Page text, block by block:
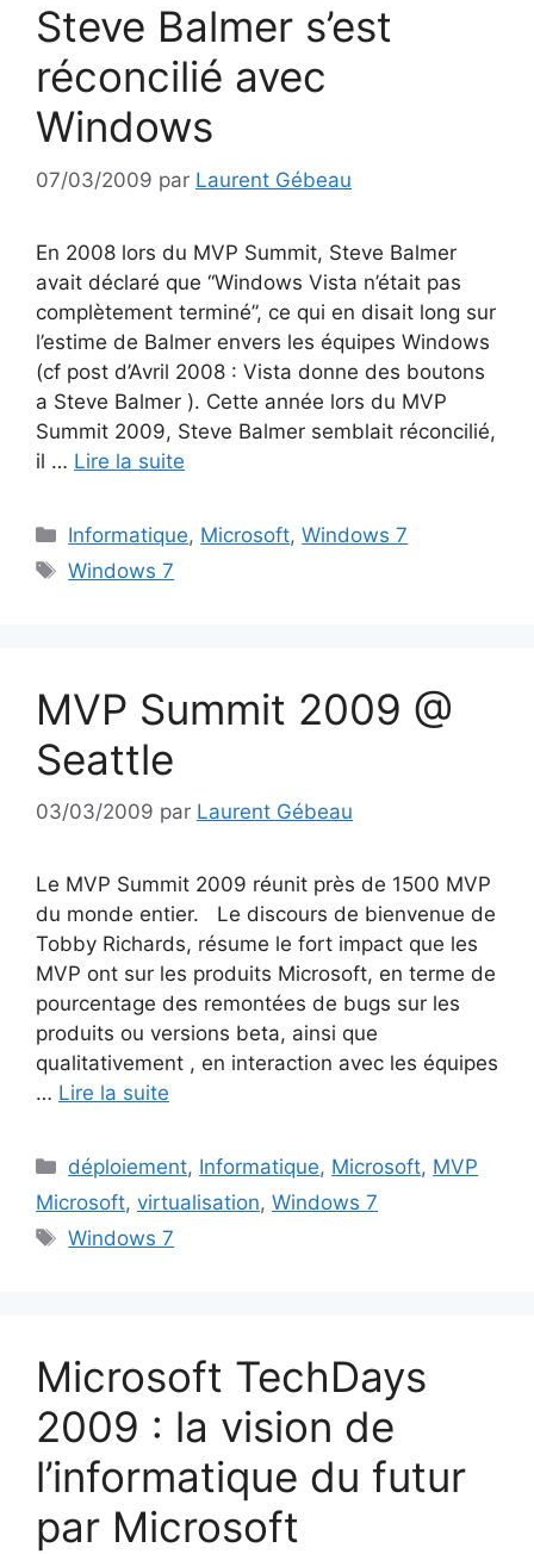
Steve Balmer s’est
réconcilié avec
Windows
07/03/2009 par Laurent Gébeau
En 2008 lors du MVP Summit, Steve Balmer
avait déclaré que “Windows Vista n’était pas
complètement terminé”, ce qui en disait long sur
l’estime de Balmer envers les équipes Windows
(cf post d’Avril 2008 : Vista donne des boutons
a Steve Balmer ). Cette année lors du MVP
Summit 2009, Steve Balmer semblait réconcilié,
il … Lire la suite
Catégories
Informatique, Microsoft,Windows 7
Étiquettes
Windows 7
MVP Summit 2009 @
Seattle
03/03/2009 par Laurent Gébeau
Le MVP Summit 2009 réunit près de 1500 MVP
du monde entier. Le discours de bienvenue de
Tobby Richards, résume le fort impact que les
MVP ont sur les produits Microsoft, en terme de
pourcentage des remontées de bugs sur les
produits ou versions beta, ainsi que
qualitativement , en interaction avec les équipes
… Lire la suite
Catégories
déploiement, Informatique, Microsoft, MVP
Microsoft, virtualisation, Windows 7
Étiquettes
Windows 7
Microsoft TechDays
2009 : la vision de
l’informatique du futur
par Microsoft